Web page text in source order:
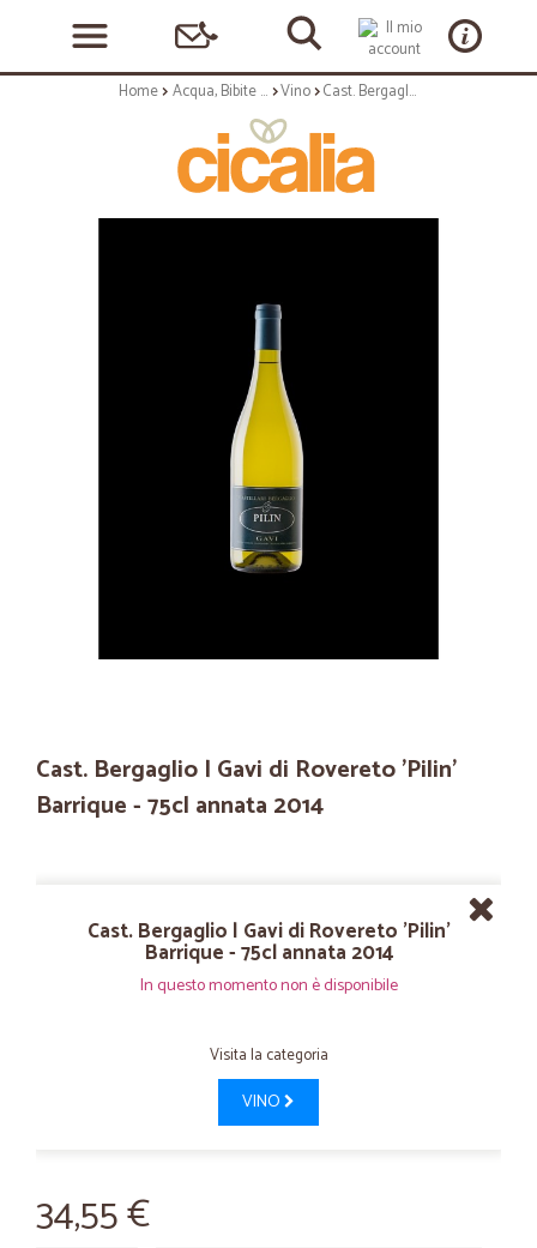
Home Acqua, Bibite e Alcolici Vino Cast. Bergaglio | Gavi di Rovereto 'Pilin' Barrique - 75cl annata 2014
Cast. Bergaglio | Gavi di Rovereto 'Pilin'
Barrique - 75cl annata 2014
Cast. Bergaglio | Gavi di Rovereto 'Pilin'
Barrique - 75cl annata 2014
In questo momento non è disponibile
Visita la categoria
VINO
34,55 €